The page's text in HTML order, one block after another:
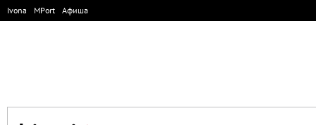
Ivona MPort Афиша